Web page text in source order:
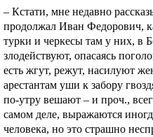
– Кстати, мне недавно
продолжал Иван Федорович,
турки и черкесы там у них, в
злодействуют, опасаясь
есть жгут, режут, насилуют
арестантам уши к забору
по-утру вешают – и проч.,
самом деле, выражаются
человека, но это страшно